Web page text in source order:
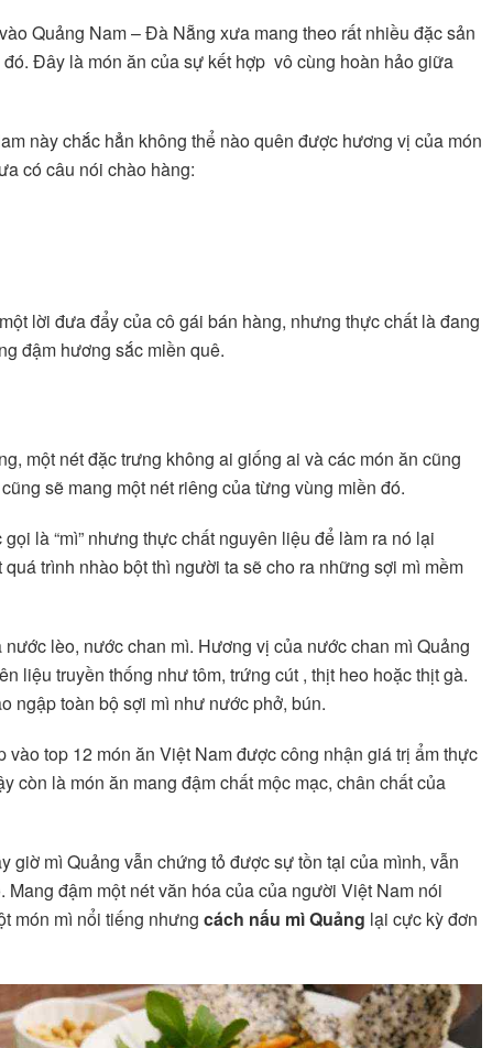
Quảng Nam – Đà Nẵng xưa mang theo rất nhiều đặc sản
Đây là món ăn của sự kết hợp vô cùng hoàn hảo giữa
này chắc hẳn không thể nào quên được hương vị của món
có câu nói chào hàng:
lời đưa đẩy của cô gái bán hàng, nhưng thực chất là đang
đậm hương sắc miền quê.
một nét đặc trưng không ai giống ai và các món ăn cũng
sẽ mang một nét riêng của từng vùng miền đó.
là “mì” nhưng thực chất nguyên liệu để làm ra nó lại
trình nhào bột thì người ta sẽ cho ra những sợi mì mềm
lèo, nước chan mì. Hương vị của nước chan mì Quảng
liệu truyền thống như tôm, trứng cút , thịt heo hoặc thịt gà.
ngập toàn bộ sợi mì như nước phở, bún.
top 12 món ăn Việt Nam được công nhận giá trị ẩm thực
còn là món ăn mang đậm chất mộc mạc, chân chất của
giờ mì Quảng vẫn chứng tỏ được sự tồn tại của mình, vẫn
đậm một nét văn hóa của của người Việt Nam nói
món mì nổi tiếng nhưng cách nấu mì Quảng lại cực kỳ đơn